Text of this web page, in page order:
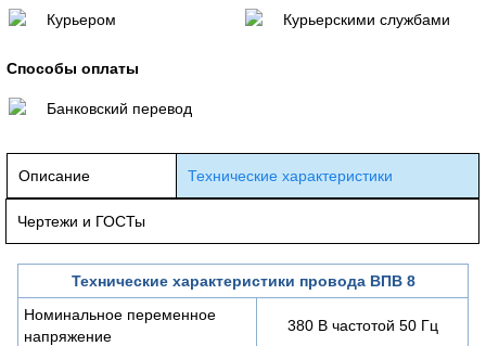
Курьером Курьерскими службами
Способы оплаты
Банковский перевод
Описание Технические характеристики
Чертежи и ГОСТы
Технические характеристики провода ВПВ 8
Номинальное переменное
напряжение
380 В частотой 50 Гц